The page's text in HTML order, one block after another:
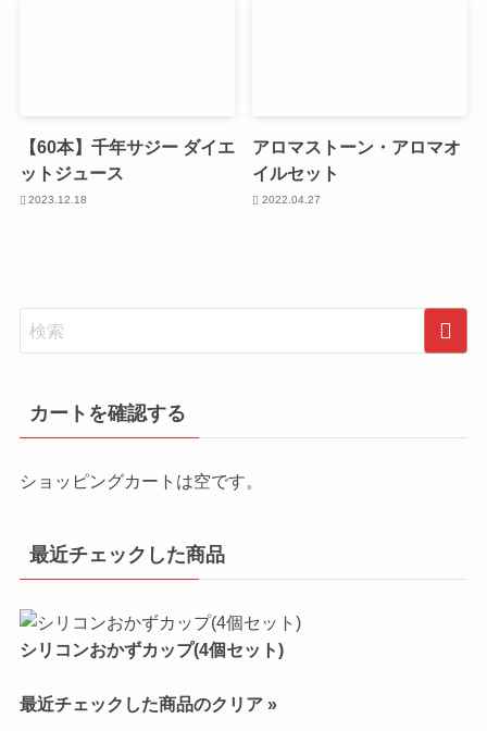
【60本】千年サジー ダイエ
ットジュース
2023.12.18
アロマストーン・アロマオ
イルセット
2022.04.27
カートを確認する
ショッピングカートは空です。
最近チェックした商品
シリコンおかずカップ(4個セット)
最近チェックした商品のクリア »